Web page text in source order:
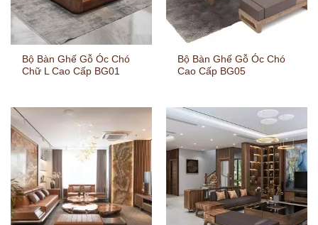
Bộ Bàn Ghế Gỗ Óc Chó
Chữ L Cao Cấp BG01
Bộ Bàn Ghế Gỗ Óc Chó
Cao Cấp BG05